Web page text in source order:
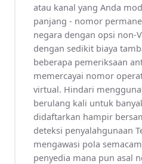
atau kanal yang Anda
panjang - nomor
negara dengan opsi non-
dengan sedikit biaya
beberapa pemeriksaan
memercayai nomor
virtual. Hindari
berulang kali untuk
didaftarkan hampir
deteksi penyalahgunaan
mengawasi pola
penyedia mana pun asal